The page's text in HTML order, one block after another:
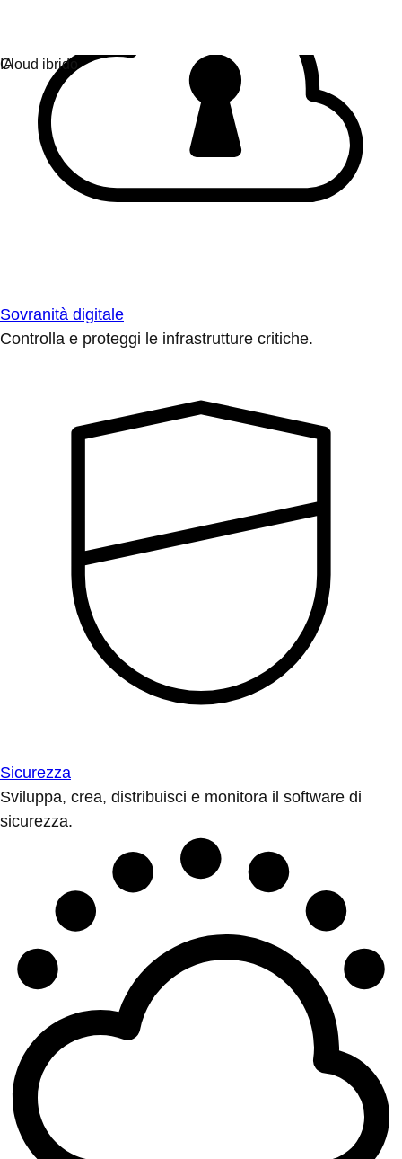
Sovranità digitale
Controlla e proteggi le infrastrutture critiche.
Sicurezza
Sviluppa, crea, distribuisci e monitora il software di
sicurezza.